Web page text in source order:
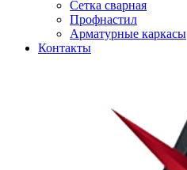
Сетка сварная
Профнастил
Арматурные каркасы
Контакты